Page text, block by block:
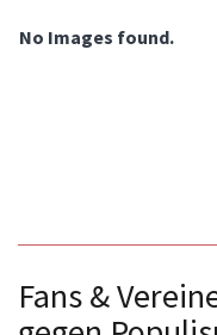
No Images found.
Fans &